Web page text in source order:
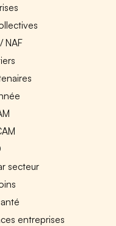
NAF
secteur
entreprises